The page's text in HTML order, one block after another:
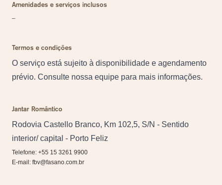
Amenidades e serviços inclusos
–
Termos e condições
O serviço está sujeito à disponibilidade e agendamento
prévio. Consulte nossa equipe para mais informações.
Jantar Romântico
Rodovia Castello Branco, Km 102,5, S/N - Sentido
interior/ capital - Porto Feliz
Telefone: +55 15 3261 9900
E-mail: fbv@fasano.com.br